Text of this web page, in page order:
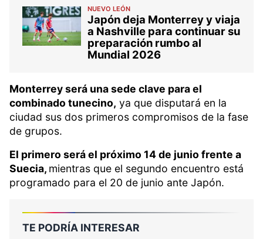
NUEVO LEÓN
Japón deja Monterrey y viaja
a Nashville para continuar su
preparación rumbo al
Mundial 2026
Monterrey será una sede clave para el
combinado tunecino, ya que disputará en la
ciudad sus dos primeros compromisos de la fase
de grupos.
El primero será el próximo 14 de junio frente a
Suecia, mientras que el segundo encuentro está
programado para el 20 de junio ante Japón.
TE PODRÍA INTERESAR